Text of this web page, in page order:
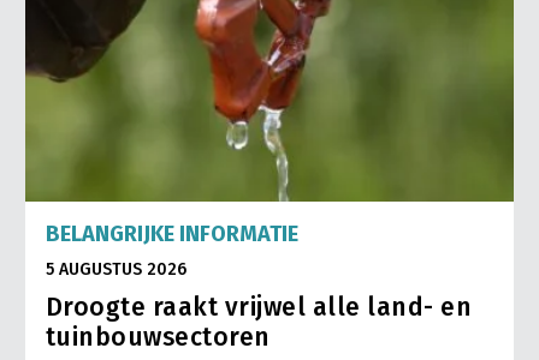
BELANGRIJKE INFORMATIE
5 AUGUSTUS 2026
Droogte raakt vrijwel alle land- en
tuinbouwsectoren